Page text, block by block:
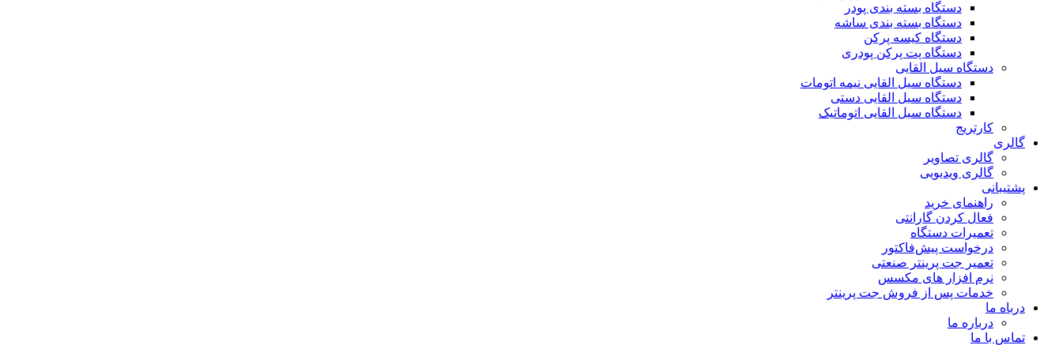
دستگاه بسته بندی پودر
دستگاه بسته بندی ساشه
دستگاه کیسه پرکن
دستگاه پت پرکن پودری
دستگاه سیل القایی
دستگاه سیل القایی نیمه اتومات
دستگاه سیل القایی دستی
دستگاه سیل القایی اتوماتیک
کارتریج
گالری
گالری تصاویر
گالری ویدیویی
پشتیبانی
راهنمای خرید
فعال کردن گارانتی
تعمیرات دستگاه
درخواست پیش‌فاکتور
تعمیر جت پرینتر صنعتی
نرم افزار های مکسس
خدمات پس از فروش جت پرینتر
درباه ما
درباره ما
تماس با ما